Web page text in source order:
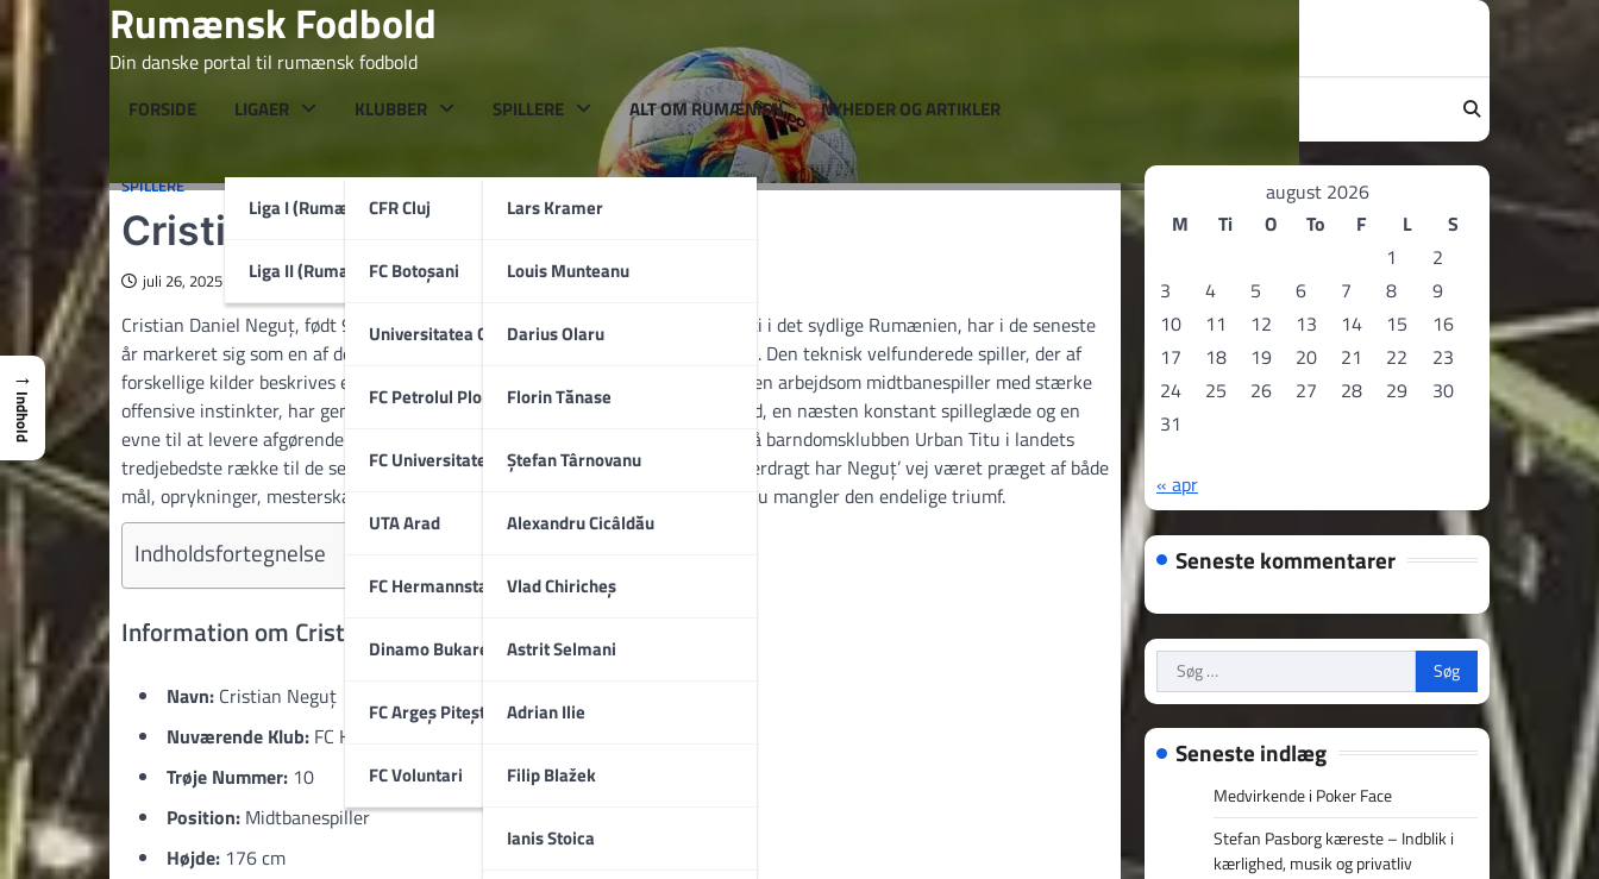
content
Rumænsk Fodbold
Din danske portal til rumænsk fodbold
FORSIDE LIGAER
Liga I (Rumænien)
Liga II (Rumænien)
KLUBBER
CFR Cluj
FC Botoșani
Universitatea Craiova
FC Petrolul Ploiești
FC Universitatea Cluj
UTA Arad
FC Hermannstadt
Dinamo Bukarest
FC Argeș Pitești
FC Voluntari
SPILLERE
Lars Kramer
Louis Munteanu
Darius Olaru
Florin Tănase
Ștefan Târnovanu
Alexandru Cicâldău
Vlad Chiricheș
Astrit Selmani
Adrian Ilie
Filip Blažek
Ianis Stoica
ALT OM RUMÆNIEN NYHEDER OG ARTIKLER
SPILLERE
Cristian Neguț
juli 26, 2025
Cristian Daniel Neguț, født 9. december 1995 i industri- og fodboldbyen Ploiești i det sydlige Rumænien, har i de seneste
år markeret sig som en af de mere iøjnefaldende profiler i den rumænske Liga I. Den teknisk velfunderede spiller, der af
forskellige kilder beskrives enten som angriber i traditionel forstand eller som en arbejdsom midtbanespiller med stærke
offensive instinkter, har gennem sin karriere kendetegnet sig ved målrettethed, en næsten konstant spilleglæde og en
evne til at levere afgørende aktioner på nøgletidspunkter. Fra de tidlige dage på barndomsklubben Urban Titu i landets
tredjebedste række til de seneste sæsoner i FC Hermannstadts rød-hvide spillerdragt har Neguț’ vej været præget af både
mål, oprykninger, mesterskabsguld og – senest – en pokalfinale, som dog endnu mangler den endelige triumf.
Indholdsfortegnelse
Information om Cristian Neguț
Navn: Cristian Neguț
Nuværende Klub: FC Hermannstadt
Trøje Nummer: 10
Position: Midtbanespiller
Højde: 176 cm
august 2026
M
Ti O To F L
S
1
2
3
4 5 6 7 8
9
10
11 12 13 14 15
16
17
18 19 20 21 22
23
24
25 26 27 28 29
30
31
« apr
Seneste kommentarer
Søg
efter:
Seneste indlæg
Medvirkende i Poker Face
Stefan Pasborg kæreste – Indblik i
kærlighed, musik og privatliv
→
Indhold